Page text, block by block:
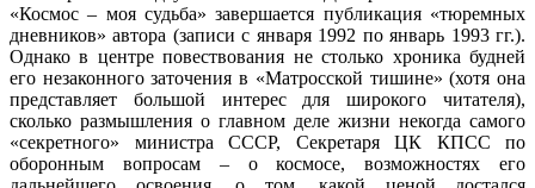
«Космос– моя судьба» завершается публикация «тюремных
дневников» автора (записи с января 1992 по январь 1993 гг.).
Однако в центре повествования не столько хроника будней
его незаконного заточения в «Матросской тишине» (хотя она
представляет большой интерес для широкого читателя),
сколько размышления о главном деле жизни некогда самого
«секретного» министра СССР, Секретаря ЦК КПСС по
оборонным вопросам –о космосе, возможностях его